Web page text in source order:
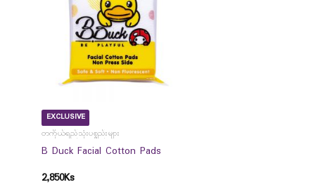
EXCLUSIVE
တကိုယ်ရည်သုံးပစ္စည်းများ
B Duck Facial Cotton Pads
2,850Ks